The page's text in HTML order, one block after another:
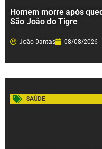
Homem morre após
São João do Tigre
João Dantas 08/08/2026
SAÚDE